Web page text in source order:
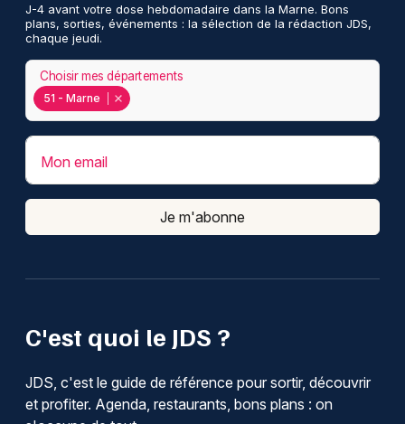
C'est quoi le JDS ?
JDS, c'est le guide de référence pour sortir, découvrir
et profiter. Agenda, restaurants, bons plans : on
J-4 avant votre dose hebdomadaire dans la Marne. Bons
plans, sorties, événements : la sélection de la rédaction JDS,
chaque jeudi.
51 - Marne
Choisir mes départements
Mon email
Je m'abonne